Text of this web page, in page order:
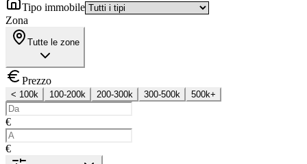
Tipo immobile
Zona
Tutte le zone
Prezzo
< 100k 100-200k 200-300k 300-500k 500k+
€
€